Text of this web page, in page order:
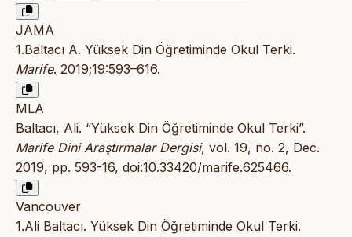
JAMA
1.Baltacı A. Yüksek Din Öğretiminde Okul Terki.
Marife. 2019;19:593–616.
MLA
Baltacı, Ali. “Yüksek Din Öğretiminde Okul Terki”.
Marife Dini Araştırmalar Dergisi, vol. 19, no. 2, Dec.
2019, pp. 593-16, doi:10.33420/marife.625466.
Vancouver
1.Ali Baltacı. Yüksek Din Öğretiminde Okul Terki.